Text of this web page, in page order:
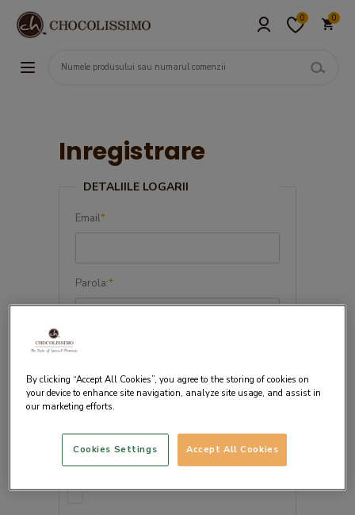
0 0
Inregistrare
DETALIILE LOGARII
Email*
Parola:*
Confirma parola:
DETALIILE PERSONALE
By clicking “Accept All Cookies”, you agree to the storing of cookies on
your device to enhance site navigation, analyze site usage, and assist in
our marketing efforts.
Accept All Cookies
Cookies Settings